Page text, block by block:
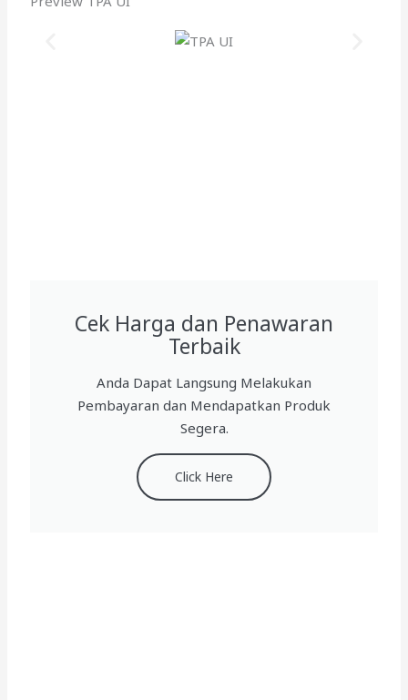
Cek Harga dan Penawaran
Terbaik
Anda Dapat Langsung Melakukan
Pembayaran dan Mendapatkan Produk
Segera.
Click Here